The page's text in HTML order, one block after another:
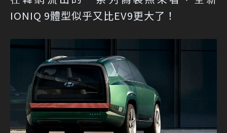
IONIQ 9體型似乎又比EV9更大了！